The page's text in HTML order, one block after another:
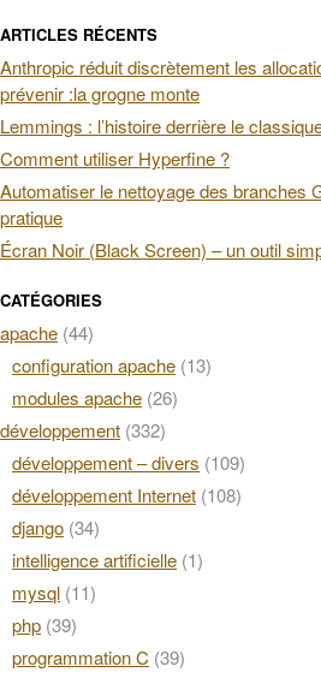
ARTICLES RÉCENTS
Anthropic réduit discrètement les
prévenir :la grogne monte
Lemmings : l’histoire derrière le
Comment utiliser Hyperfine ?
Automatiser le nettoyage des branches
pratique
Écran Noir (Black Screen) – un outil
CATÉGORIES
apache (44)
configuration apache (13)
modules apache (26)
développement (332)
développement – divers (109)
développement Internet (108)
django (34)
intelligence artificielle (1)
mysql (11)
php (39)
programmation C (39)